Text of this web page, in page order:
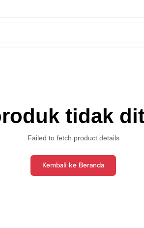
tidak
Failed to fetch product details
Kembali ke Beranda